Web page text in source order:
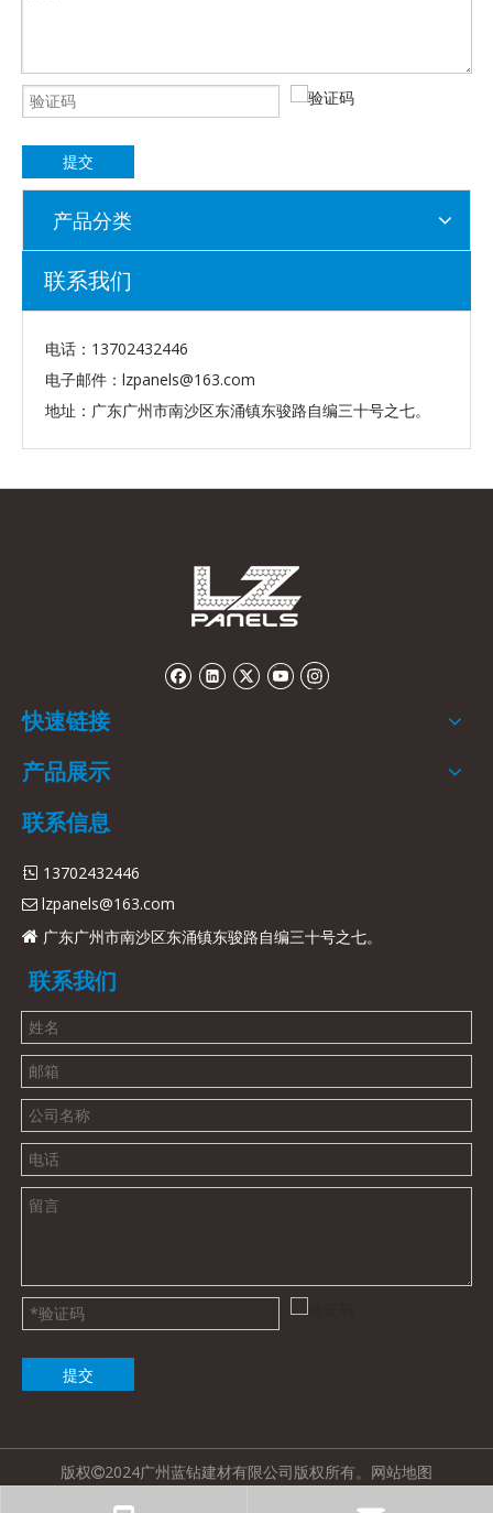
提交
产品分类
联系我们
电话：13702432446
电子邮件： lzpanels@163.com
地址：广东广州市南沙区东涌镇东骏路自编三十号之七。
快速链接
产品展示
联系信息
 13702432446
 lzpanels@163.com
 广东广州市南沙区东涌镇东骏路自编三十号之七。
联系我们
提交
版权2024广州蓝钻建材有限公司版权所有。 网站地图